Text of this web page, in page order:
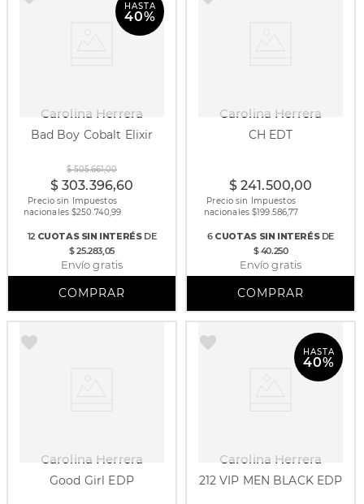
HASTA
40%
Carolina Herrera
Bad Boy Cobalt Elixir
$ 505.661,00
$ 303.396,60
Precio sin Impuestos
nacionales $250.740,99
12CUOTAS SIN INTERÉSDE
$ 25.283,05
Envío gratis
Carolina Herrera
CH EDT
$ 241.500,00
Precio sin Impuestos
nacionales $199.586,77
6CUOTAS SIN INTERÉSDE
$ 40.250
Envío gratis
Carolina Herrera
Good Girl EDP
HASTA
40%
Carolina Herrera
212 VIP MEN BLACK EDP